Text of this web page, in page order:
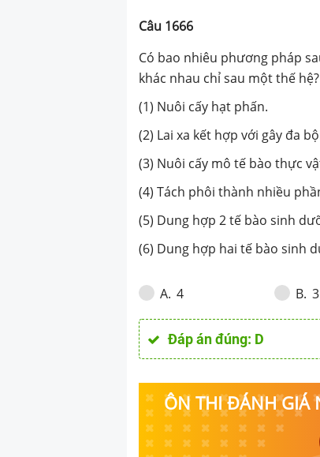
thành nhiều
thành các cá
sinh dưỡng
tế bào sinh
Câu 1666
Có bao nhiêu phương pháp
khác nhau chỉ sau một thế hệ?
(1) Nuôi cấy hạt phấn.
(2) Lai xa kết hợp với gây đa
(3) Nuôi cấy mô tế bào thực
(4) Tách phôi thành nhiều
(5) Dung hợp 2 tế bào sinh
(6) Dung hợp hai tế bào sinh
A. 4 B. 3
Đáp án đúng: D
ÔN THI ĐÁNH GIÁ